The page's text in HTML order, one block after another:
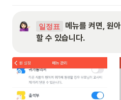
일정표 메뉴를 켜면, 원아
할 수 있습니다.